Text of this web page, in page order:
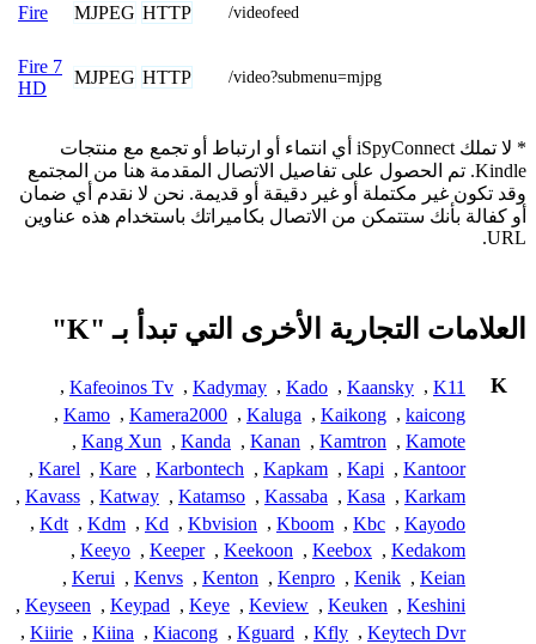
Fire MJPEG HTTP /videofeed
Fire 7
HD
MJPEG HTTP /video?submenu=mjpg
* لا تملك iSpyConnect أي انتماء أو ارتباط أو تجمع مع منتجات
Kindle. تم الحصول على تفاصيل الاتصال المقدمة هنا من المجتمع
وقد تكون غير مكتملة أو غير دقيقة أو قديمة. نحن لا نقدم أي ضمان
أو كفالة بأنك ستتمكن من الاتصال بكاميراتك باستخدام هذه عناوين
URL.
العلامات التجارية الأخرى التي تبدأ بـ "K"
K
K11
,
Kaansky
,
Kado
,
Kadymay
,
Kafeoinos Tv
,
kaicong
,
Kaikong
,
Kaluga
,
Kamera2000
,
Kamo
,
Kamote
,
Kamtron
,
Kanan
,
Kanda
,
Kang Xun
,
Kantoor
,
Kapi
,
Kapkam
,
Karbontech
,
Kare
,
Karel
,
Karkam
,
Kasa
,
Kassaba
,
Katamso
,
Katway
,
Kavass
,
Kayodo
,
Kbc
,
Kboom
,
Kbvision
,
Kd
,
Kdm
,
Kdt
,
Kedakom
,
Keebox
,
Keekoon
,
Keeper
,
Keeyo
,
Keian
,
Kenik
,
Kenpro
,
Kenton
,
Kenvs
,
Kerui
,
Keshini
,
Keuken
,
Keview
,
Keye
,
Keypad
,
Keyseen
,
Keytech Dvr
,
Kfly
,
Kguard
,
Kiacong
,
Kiina
,
Kiirie
,